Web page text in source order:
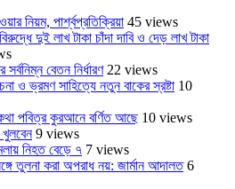
নিয়ম, পার্শ্বপ্রতিক্রিয়া 45 views
দুই লাখ টাকা চাঁদা দাবি ও দেড় লাখ টাকা
বেতন নির্ধারণ 22 views
ও ভ্রমণ সাহিত্যে নতুন বাকের স্রষ্টা 10
কথা পবিত্র কুরআনে বর্ণিত আছে 10 views
খুলবেন 9 views
নিহত বেড়ে ৭ 7 views
তুলনা করা অপরাধ নয়: জার্মান আদালত 6